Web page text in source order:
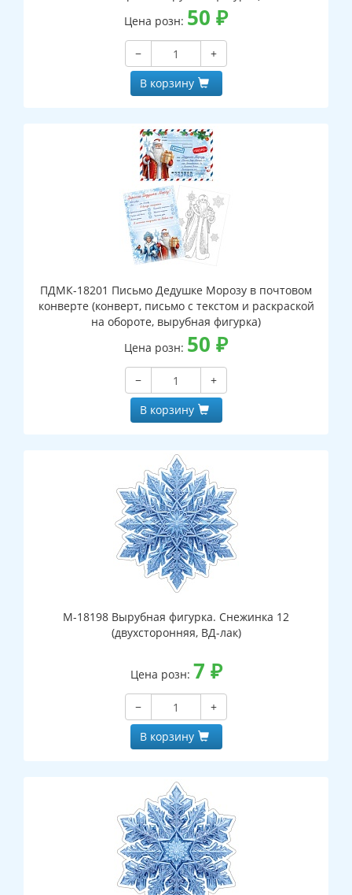
Цена розн: 50 ₽
−
+
В корзину
ПДМК-18201 Письмо Дедушке Морозу в почтовом
конверте (конверт, письмо с текстом и раскраской
на обороте, вырубная фигурка)
Цена розн: 50 ₽
−
+
В корзину
М-18198 Вырубная фигурка. Снежинка 12
(двухсторонняя, ВД-лак)
Цена розн: 7 ₽
−
+
В корзину